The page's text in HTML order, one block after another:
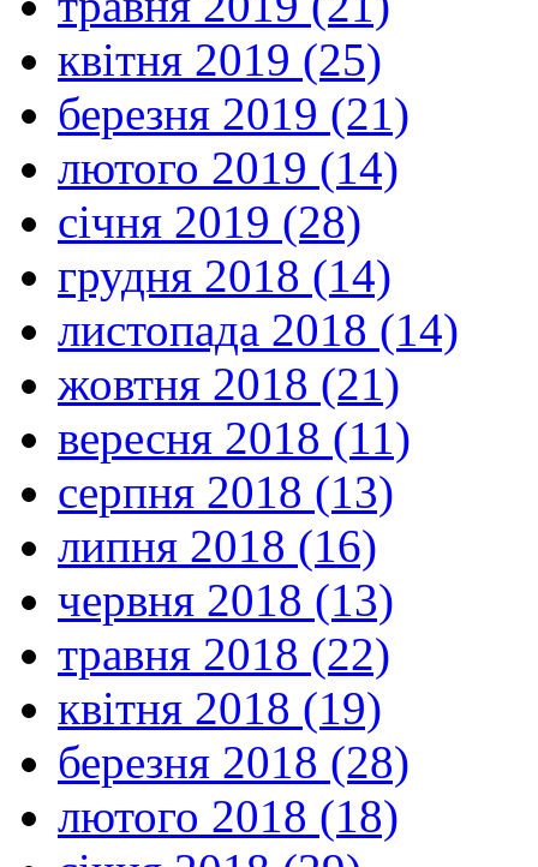
квітня 2019 (25)
березня 2019 (21)
лютого 2019 (14)
січня 2019 (28)
грудня 2018 (14)
листопада 2018 (14)
жовтня 2018 (21)
вересня 2018 (11)
серпня 2018 (13)
липня 2018 (16)
червня 2018 (13)
травня 2018 (22)
квітня 2018 (19)
березня 2018 (28)
лютого 2018 (18)